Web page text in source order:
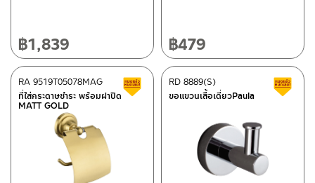
โทร: 02-358-0080 / 080-075-8668 / 091-545-0556
ศูนย์บริการและอะไหล่ เชียงใหม่
118/33 โครงการอรสิริน ม.8 ต.สันปูเลย อ.ดอยสะเก็ด เชียงใหม่
โทร: 080-075-2626
ติดต่อ ชาญไพบูลย์ / Contact Us คลิกที่นี่
฿1,839 ฿479
ที่ใส่กระดาษชำระ พร้อมฝาปิด
MATT GOLD
RA 9519T05078MAG สินค้าลดราคา เคลียร์สต็อก
ขอแขวนเสื้อเดี่ยวPaula
RD 8889(S)